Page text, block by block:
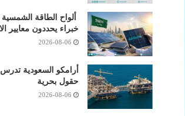
ألواح الطاقة
خبراء يحددون معايير
2026-08-06
حقول بحرية
2026-08-06